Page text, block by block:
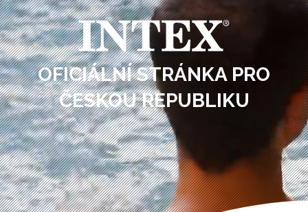
OFICIÁLNÍ STRÁNKA PRO
ČESKOU REPUBLIKU